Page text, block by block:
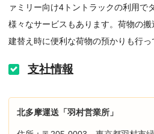
ァミリー向け4トントラックの利用で
様々なサービスもあります。荷物の
建替え時に便利な荷物の預かりも行っ
支社情報
北多摩運送「羽村営業所」